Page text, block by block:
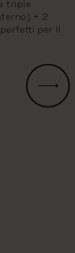
triple
+ 2
per il